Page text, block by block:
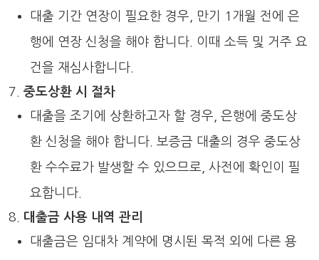
대출 기간 연장이 필요한 경우, 만기 1개월 전에 은
행에 연장 신청을 해야 합니다. 이때 소득 및 거주 요
건을 재심사합니다.
중도상환 시 절차
대출을 조기에 상환하고자 할 경우, 은행에 중도상
환 신청을 해야 합니다. 보증금 대출의 경우 중도상
환 수수료가 발생할 수 있으므로, 사전에 확인이 필
요합니다.
대출금 사용 내역 관리
대출금은 임대차 계약에 명시된 목적 외에 다른 용